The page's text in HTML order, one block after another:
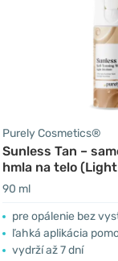
Purely Cosmetics®
Sunless Tan –
hmla na telo
90 ml
pre opálenie bez
ľahká aplikácia
vydrží až 7 dní